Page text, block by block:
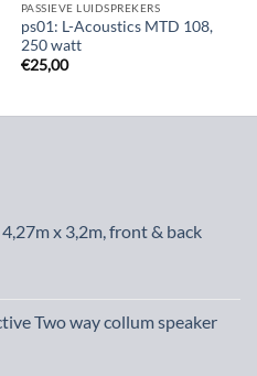
PASSIEVE LUIDSPREKERS
ps01: L-Acoustics MTD 108,
250 watt
€25,00
x 3,2m, front & back
Two way collum speaker